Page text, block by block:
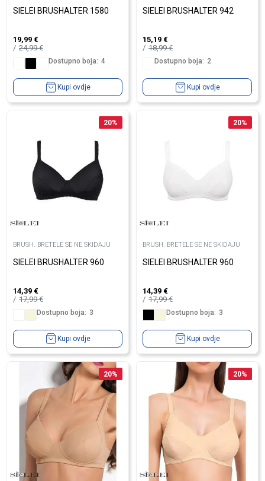
SIELEI BRUSHALTER 1580
19,99 €
24,99€
Dostupno boja: 4
Kupi ovdje
SIELEI BRUSHALTER 942
15,19 €
18,99€
Dostupno boja: 2
Kupi ovdje
20%
BRUSH. BRETELE SE NE SKIDAJU
SIELEI BRUSHALTER 960
14,39 €
17,99€
Dostupno boja: 3
Kupi ovdje
20%
BRUSH. BRETELE SE NE SKIDAJU
SIELEI BRUSHALTER 960
14,39 €
17,99€
Dostupno boja: 3
Kupi ovdje
20% 20%